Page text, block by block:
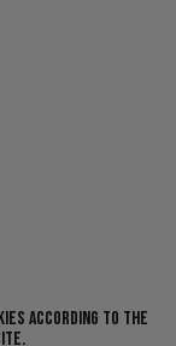
ACCORDING TO THE